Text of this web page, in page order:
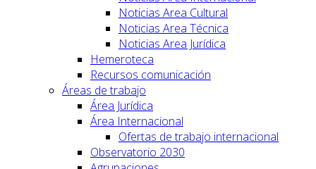
Noticias Area Cultural
Noticias Area Técnica
Noticias Area Jurídica
Hemeroteca
Recursos comunicación
Áreas de trabajo
Área Jurídica
Área Internacional
Ofertas de trabajo internacional
Observatorio 2030